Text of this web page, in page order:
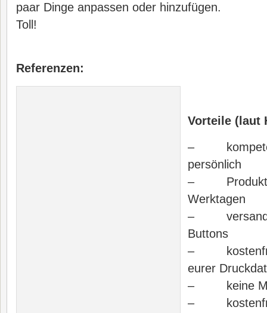
paar Dinge anpassen oder hinzufügen.
Toll!
Referenzen:
Vorteile (laut
–
persönlich
–
Werktagen
–
Buttons
–
eurer
– keine
–